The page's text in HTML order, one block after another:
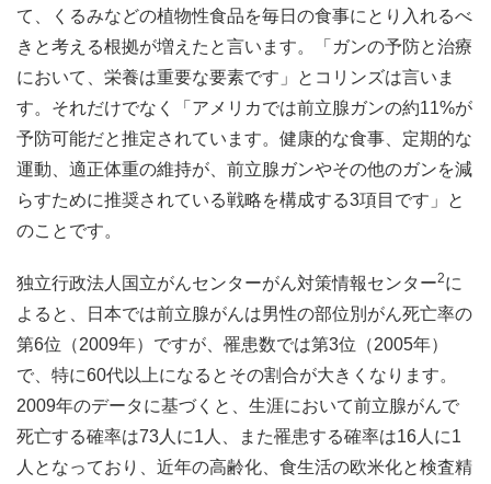
て、くるみなどの植物性食品を毎日の食事にとり入れるべ
きと考える根拠が増えたと言います。「ガンの予防と治療
において、栄養は重要な要素です」とコリンズは言いま
す。それだけでなく「アメリカでは前立腺ガンの約11%が
予防可能だと推定されています。健康的な食事、定期的な
運動、適正体重の維持が、前立腺ガンやその他のガンを減
らすために推奨されている戦略を構成する3項目です」と
のことです。
独立行政法人国立がんセンターがん対策情報センター2に
よると、日本では前立腺がんは男性の部位別がん死亡率の
第6位（2009年）ですが、罹患数では第3位（2005年）
で、特に60代以上になるとその割合が大きくなります。
2009年のデータに基づくと、生涯において前立腺がんで
死亡する確率は73人に1人、また罹患する確率は16人に1
人となっており、近年の高齢化、食生活の欧米化と検査精